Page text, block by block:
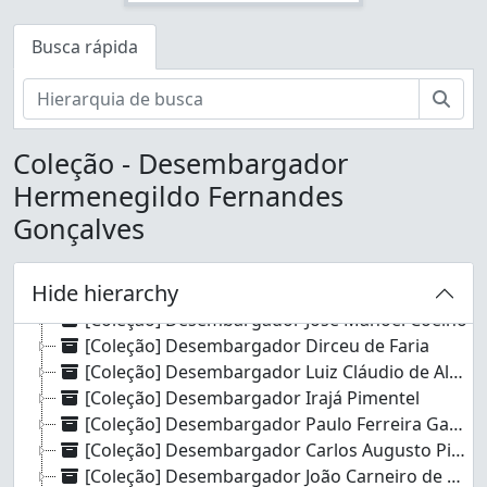
Busca rápida
Coleção - Desembargador
Hermenegildo Fernandes
Gonçalves
Hide hierarchy
[Coleção] Desembargador Mario Dante Guerrera
[Coleção] Desembargador Juscelino José Ribeiro
[Coleção] Desembargador Helládio Toledo Monteiro
[Coleção] Desembargador Jorge Duarte de Azevedo
[Coleção] Desembargador Waldir Meuren
[Coleção] Desembargador Eduardo Andrade Ribeiro de Oliveira
[Coleção] Desembargador Elmano Cavalcanti de Farias
[Coleção] Desembargador Antônio Mello Martins
[Coleção] Desembargadora Maria Thereza de Andrade Braga Haynes
[Coleção] Desembargador Valtênio Mendes Cardoso
[Coleção] Desembargador Geraldo Irineo Joffily
[Coleção] Desembargador José Manoel Coelho
[Coleção] Desembargador Dirceu de Faria
[Coleção] Desembargador Luiz Cláudio de Almeida Abreu
[Coleção] Desembargador Irajá Pimentel
[Coleção] Desembargador Paulo Ferreira Garcia
[Coleção] Desembargador Carlos Augusto Pingret de Carvalho
[Coleção] Desembargador João Carneiro de Ulhôa